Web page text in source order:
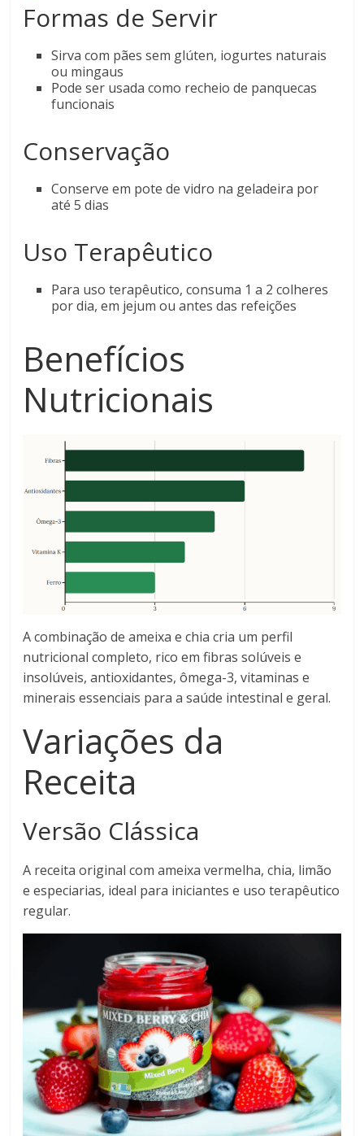
Formas de Servir
Sirva com pães sem glúten, iogurtes naturais
ou mingaus
Pode ser usada como recheio de panquecas
funcionais
Conservação
Conserve em pote de vidro na geladeira por
até 5 dias
Uso Terapêutico
Para uso terapêutico, consuma 1 a 2 colheres
por dia, em jejum ou antes das refeições
Benefícios
Nutricionais
A combinação de ameixa e chia cria um perfil
nutricional completo, rico em fibras solúveis e
insolúveis, antioxidantes, ômega-3, vitaminas e
minerais essenciais para a saúde intestinal e geral.
Variações da
Receita
Versão Clássica
A receita original com ameixa vermelha, chia, limão
e especiarias, ideal para iniciantes e uso terapêutico
regular.